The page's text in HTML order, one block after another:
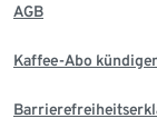
AGB
Kaffee-Abo